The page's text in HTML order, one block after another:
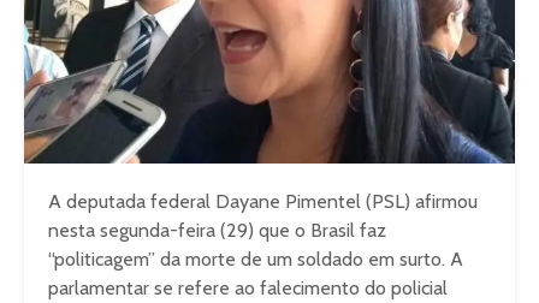
A deputada federal Dayane Pimentel (PSL) afirmou
nesta segunda-feira (29) que o Brasil faz
“politicagem” da morte de um soldado em surto. A
parlamentar se refere ao falecimento do policial